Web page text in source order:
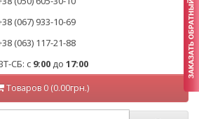
(067) 933-10-69
(063) 117-21-88
СБ: с 9:00 до 17:00
Товаров 0 (0.00грн.)